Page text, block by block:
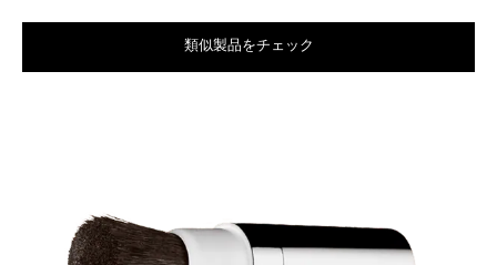
類似製品をチェック